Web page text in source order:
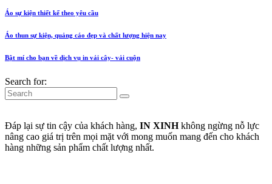
Áo sự kiện thiết kế theo yêu cầu
Áo thun sự kiện, quảng cáo đẹp và chất lượng hiện nay
Bật mí cho bạn về dịch vụ in vải cây- vải cuộn
Search for:
Đáp lại sự tin cậy của khách hàng, IN XINHkhông ngừng nỗ lực
nâng cao giá trị trên mọi mặt với mong muốn mang đến cho khách
hàng những sản phẩm chất lượng nhất.